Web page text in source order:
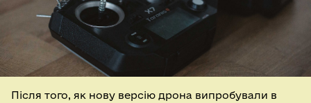
Після того, як нову версію дрона випробували в